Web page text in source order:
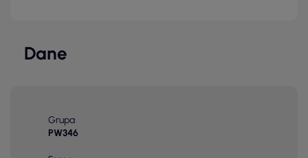
Dane
Grupa
PW346